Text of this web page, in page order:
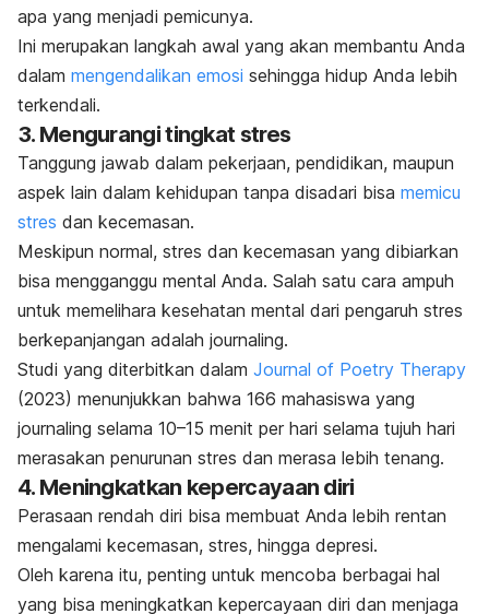
apa yang menjadi pemicunya.
Ini merupakan langkah awal yang akan membantu Anda
dalam mengendalikan emosi sehingga hidup Anda lebih
terkendali.
3. Mengurangi tingkat stres
Tanggung jawab dalam pekerjaan, pendidikan, maupun
aspek lain dalam kehidupan tanpa disadari bisa memicu
stres dan kecemasan.
Meskipun normal, stres dan kecemasan yang dibiarkan
bisa mengganggu mental Anda. Salah satu cara ampuh
untuk memelihara kesehatan mental dari pengaruh stres
berkepanjangan adalah journaling.
Studi yang diterbitkan dalam Journal of Poetry Therapy
(2023) menunjukkan bahwa 166 mahasiswa yang
journaling selama 10–15 menit per hari selama tujuh hari
merasakan penurunan stres dan merasa lebih tenang.
4. Meningkatkan kepercayaan diri
Perasaan rendah diri bisa membuat Anda lebih rentan
mengalami kecemasan, stres, hingga depresi.
Oleh karena itu, penting untuk mencoba berbagai hal
yang bisa meningkatkan kepercayaan diri dan menjaga